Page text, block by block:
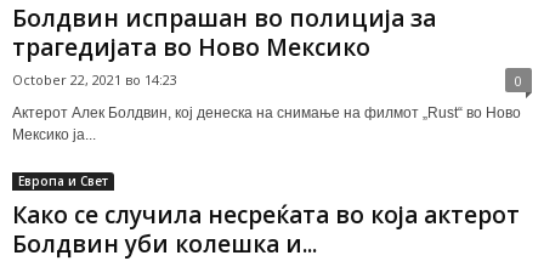
Болдвин испрашан во полиција за
трагедијата во Ново Мексико
October 22, 2021 во 14:23 0
Актерот Алек Болдвин, кој денеска на снимање на филмот „Rust“ во Ново
Мексико ја...
Европа и Свет
Како се случила несреќата во која актерот
Болдвин уби колешка и...